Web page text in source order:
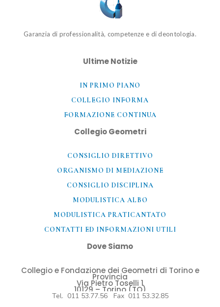
Garanzia di professionalità, competenze e di deontologia.
Ultime Notizie
IN PRIMO PIANO
COLLEGIO INFORMA
FORMAZIONE CONTINUA
Collegio Geometri
CONSIGLIO DIRETTIVO
ORGANISMO DI MEDIAZIONE
CONSIGLIO DISCIPLINA
MODULISTICA ALBO
MODULISTICA PRATICANTATO
CONTATTI ED INFORMAZIONI UTILI​
Dove Siamo
Collegio e Fondazione dei Geometri di Torino e
Provincia
Via Pietro Toselli 1
10129 – Torino (TO)
Tel. 011 53.77.56 Fax 011 53.32.85